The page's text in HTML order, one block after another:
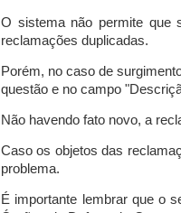
O sistema não permite que
reclamações duplicadas.
Porém, no caso de
questão e no campo
Não havendo fato novo, a
Caso os objetos das
problema.
É importante lembrar que o